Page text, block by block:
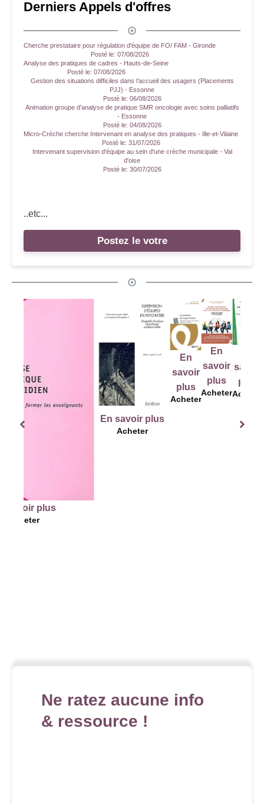
Derniers Appels d'offres
Cherche prestataire pour régulation d'équipe de FO/ FAM - Gironde
Posté le: 07/08/2026
Analyse des pratiques de cadres - Hauts-de-Seine
Posté le: 07/08/2026
Gestion des situations difficiles dans l’accueil des usagers (Placements
PJJ) - Essonne
Posté le: 06/08/2026
Animation groupe d'analyse de pratique SMR oncologie avec soins palliatifs
- Essonne
Posté le: 04/08/2026
Micro-Crèche cherche Intervenant en analyse des pratiques - Ille-et-Vilaine
Posté le: 31/07/2026
Intervenant supervision d'équipe au sein d'une crèche municipale - Val
d'oise
Posté le: 30/07/2026
..etc...
Postez le votre
En savoir plus
En
savoir
plus
Acheter
En
Acheter
En
savoir
plus
Acheter
En
savoir
plus
Acheter
Ne ratez aucune info
& ressource !